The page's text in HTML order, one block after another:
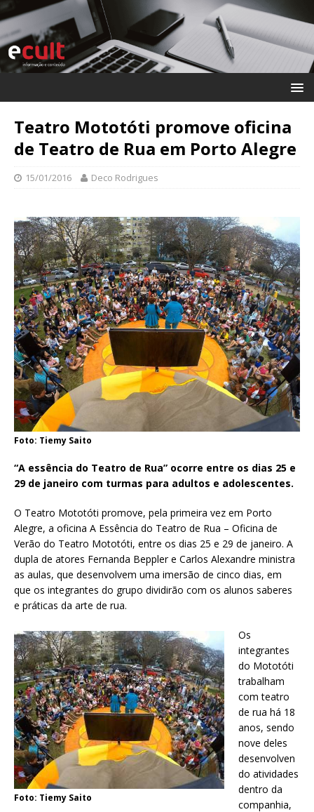
Teatro Mototóti promove oficina
de Teatro de Rua em Porto Alegre
15/01/2016 Deco Rodrigues
Foto: Tiemy Saito
“A essência do Teatro de Rua” ocorre entre os dias 25 e
29 de janeiro com turmas para adultos e adolescentes.
O Teatro Mototóti promove, pela primeira vez em Porto
Alegre, a oficina A Essência do Teatro de Rua – Oficina de
Verão do Teatro Mototóti, entre os dias 25 e 29 de janeiro. A
dupla de atores Fernanda Beppler e Carlos Alexandre ministra
as aulas, que desenvolvem uma imersão de cinco dias, em
que os integrantes do grupo dividirão com os alunos saberes
e práticas da arte de rua.
Foto: Tiemy Saito
Os
integrantes
do Mototóti
trabalham
com teatro
de rua há 18
anos, sendo
nove deles
desenvolven
do atividades
dentro da
companhia,